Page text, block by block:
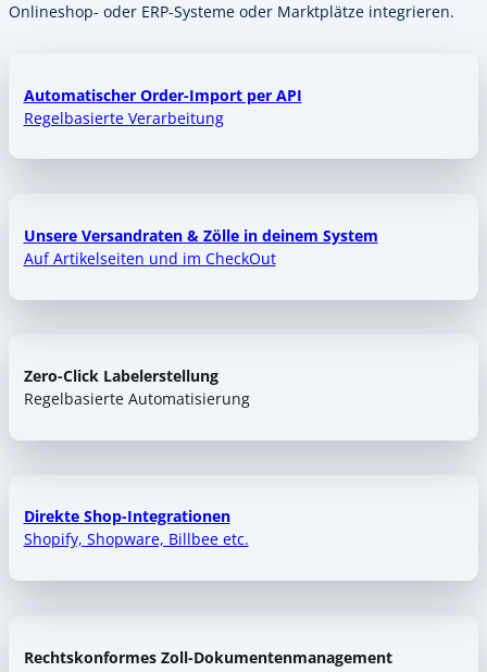
Onlineshop- oder ERP-Systeme oder Marktplätze integrieren.
Automatischer Order-Import per API
Regelbasierte Verarbeitung
Unsere Versandraten & Zölle in deinem System
Auf Artikelseiten und im CheckOut
Zero-Click Labelerstellung
Regelbasierte Automatisierung
Direkte Shop-Integrationen
Shopify, Shopware, Billbee etc.
Rechtskonformes Zoll-Dokumentenmanagement